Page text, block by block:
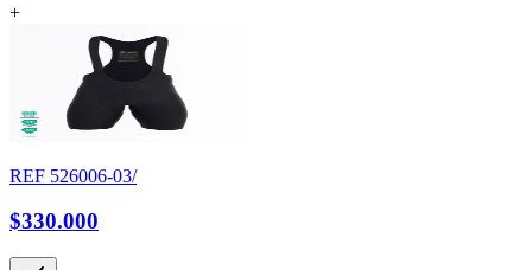
+
REF 526006-03/
$330.000